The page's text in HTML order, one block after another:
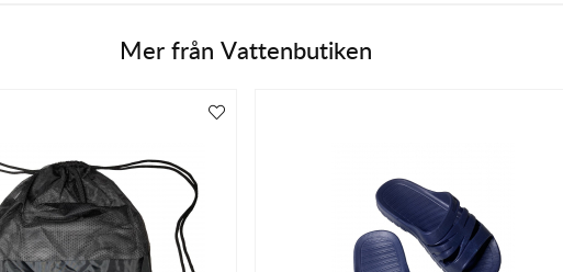
Mer från Vattenbutiken